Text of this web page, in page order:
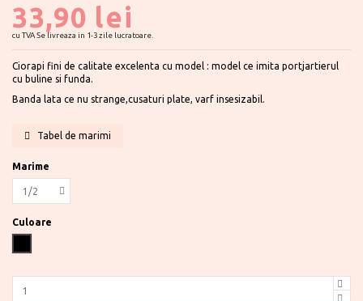
33,90 lei
cu TVASe livreaza in 1-3 zile lucratoare.
Ciorapi fini de calitate excelenta cu model : model ce imita portjartierul
cu buline si funda.
Banda lata ce nu strange,cusaturi plate, varf insesizabil.
Tabel de marimi
Marime
Culoare